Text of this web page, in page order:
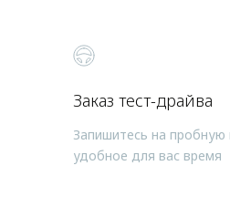
Заказ тест-драйва
Запишитесь на пробную
удобное для вас время